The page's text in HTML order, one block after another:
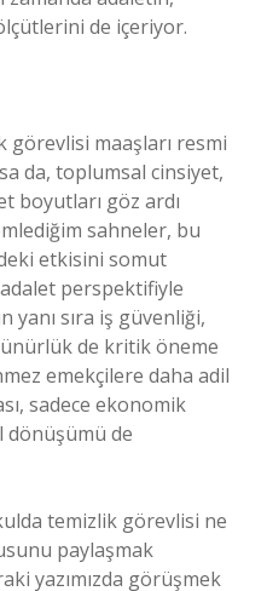
de içeriyor.
görevlisi maaşları resmi
da, toplumsal cinsiyet,
boyutları göz ardı
sahneler, bu
etkisini somut
perspektifiyle
yanı sıra iş güvenliği,
de kritik öneme
emekçilere daha adil
sadece ekonomik
dönüşümü de
temizlik görevlisi ne
paylaşmak
yazımızda görüşmek